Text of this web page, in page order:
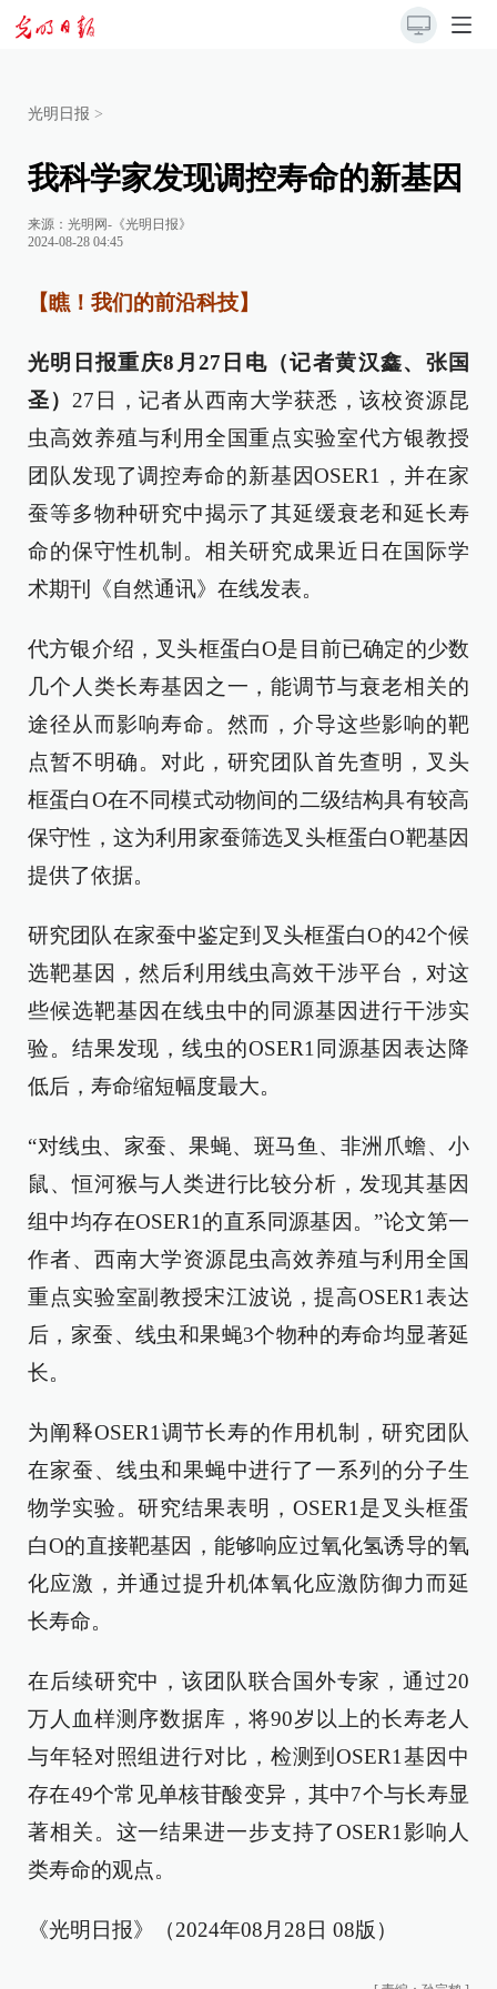
光明日报 >
我科学家发现调控寿命的新基因
来源： 光明网-《光明日报》
2024-08-28 04:45
【瞧！我们的前沿科技】
光明日报重庆8月27日电（记者黄汉鑫、张国
圣） 27日，记者从西南大学获悉，该校资源昆
虫高效养殖与利用全国重点实验室代方银教授
团队发现了调控寿命的新基因OSER1，并在家
蚕等多物种研究中揭示了其延缓衰老和延长寿
命的保守性机制。相关研究成果近日在国际学
术期刊《自然通讯》在线发表。
代方银介绍，叉头框蛋白O是目前已确定的少数
几个人类长寿基因之一，能调节与衰老相关的
途径从而影响寿命。然而，介导这些影响的靶
点暂不明确。对此，研究团队首先查明，叉头
框蛋白O在不同模式动物间的二级结构具有较高
保守性，这为利用家蚕筛选叉头框蛋白O靶基因
提供了依据。
研究团队在家蚕中鉴定到叉头框蛋白O的42个候
选靶基因，然后利用线虫高效干涉平台，对这
些候选靶基因在线虫中的同源基因进行干涉实
验。结果发现，线虫的OSER1同源基因表达降
低后，寿命缩短幅度最大。
“对线虫、家蚕、果蝇、斑马鱼、非洲爪蟾、小
鼠、恒河猴与人类进行比较分析，发现其基因
组中均存在OSER1的直系同源基因。”论文第一
作者、西南大学资源昆虫高效养殖与利用全国
重点实验室副教授宋江波说，提高OSER1表达
后，家蚕、线虫和果蝇3个物种的寿命均显著延
长。
为阐释OSER1调节长寿的作用机制，研究团队
在家蚕、线虫和果蝇中进行了一系列的分子生
物学实验。研究结果表明，OSER1是叉头框蛋
白O的直接靶基因，能够响应过氧化氢诱导的氧
化应激，并通过提升机体氧化应激防御力而延
长寿命。
在后续研究中，该团队联合国外专家，通过20
万人血样测序数据库，将90岁以上的长寿老人
与年轻对照组进行对比，检测到OSER1基因中
存在49个常见单核苷酸变异，其中7个与长寿显
著相关。这一结果进一步支持了OSER1影响人
类寿命的观点。
《光明日报》（2024年08月28日 08版）